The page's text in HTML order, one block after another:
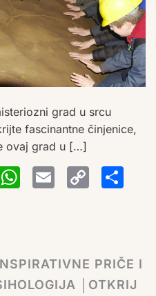
grad u srcu
fascinantne činjenice,
ovaj grad u […]
Email
PRIČE I
│OTKRIJ